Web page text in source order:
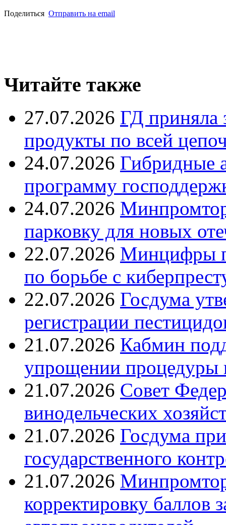
Поделиться Отправить на email
Читайте также
27.07.2026 ГД приняла
продукты по всей
24.07.2026 Гибридные
программу
24.07.2026
парковку для новых
22.07.2026 Минцифры
по борьбе с
22.07.2026 Госдума
регистрации
21.07.2026 Кабмин
упрощении процедуры
21.07.2026 Совет
винодельческих
21.07.2026 Госдума
государственного
21.07.2026
корректировку